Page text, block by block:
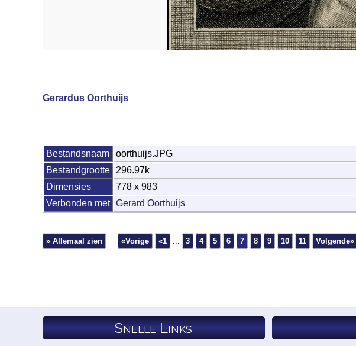
Gerardus Oorthuijs
Bestandsnaam
oorthuijs.JPG
Bestandgrootte
296.97k
Dimensies
778 x 983
Verbonden met Gerard Oorthuijs
» Allemaal zien «Vorige «1 3 4 5 6 7 8 9 10 11 Volgende»
Snelle Links